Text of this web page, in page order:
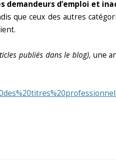
d’emploi et
que ceux des autres
publiés dans le blog), une